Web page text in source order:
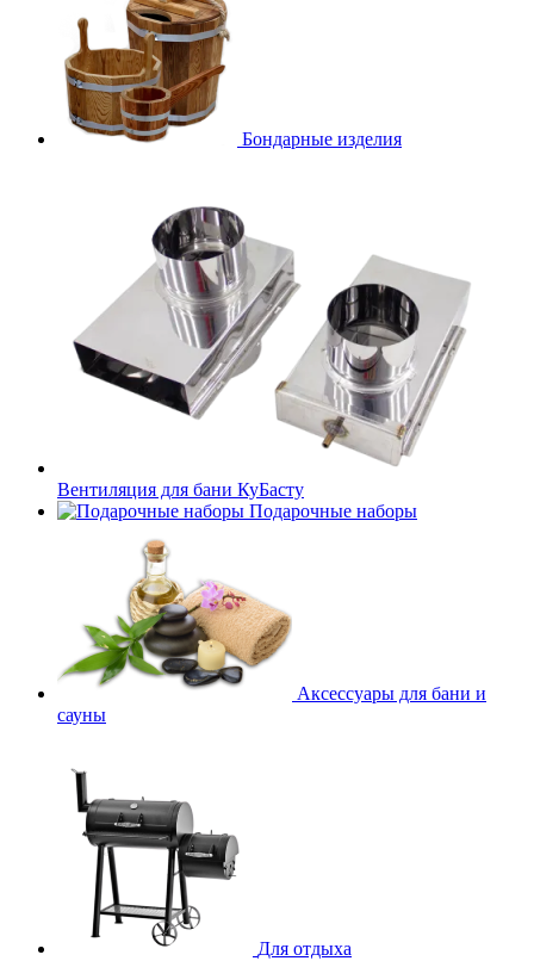
Бондарные изделия
Вентиляция для бани КуБасту
Подарочные наборы
Аксессуары для бани и
сауны
Для отдыха